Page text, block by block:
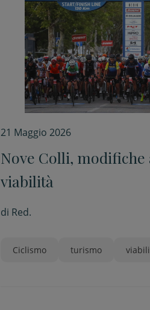
21 Maggio 2026
Nove Colli, modifiche
viabilità
di Red.
Ciclismo turismo